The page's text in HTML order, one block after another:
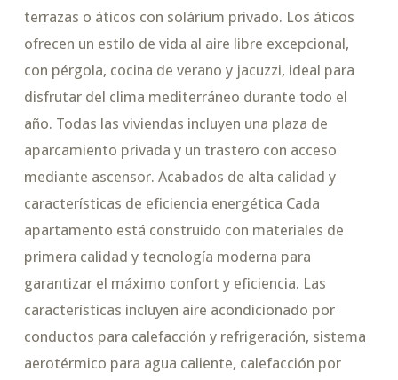
terrazas o áticos con solárium privado. Los áticos
ofrecen un estilo de vida al aire libre excepcional,
con pérgola, cocina de verano y jacuzzi, ideal para
disfrutar del clima mediterráneo durante todo el
año. Todas las viviendas incluyen una plaza de
aparcamiento privada y un trastero con acceso
mediante ascensor. Acabados de alta calidad y
características de eficiencia energética Cada
apartamento está construido con materiales de
primera calidad y tecnología moderna para
garantizar el máximo confort y eficiencia. Las
características incluyen aire acondicionado por
conductos para calefacción y refrigeración, sistema
aerotérmico para agua caliente, calefacción por